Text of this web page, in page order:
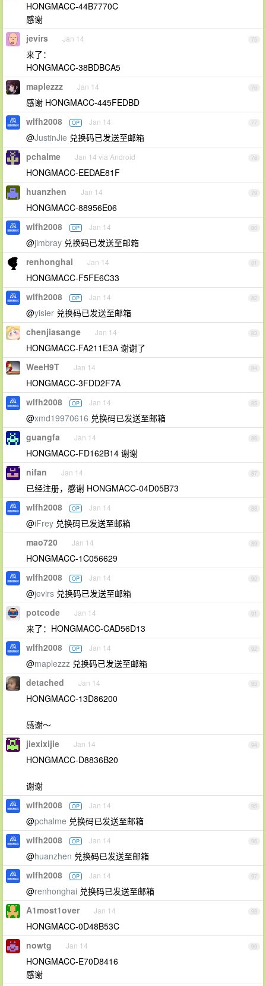
HONGMACC-44B7770C
感谢
75
jevirs Jan 14
来了：
HONGMACC-38BDBCA5
76
maplezzz Jan 14
感谢 HONGMACC-445FEDBD
77
wlfh2008 OP Jan 14
@JustinJie 兑换码已发送至邮箱
78
pchalme Jan 14 via Android
HONGMACC-EEDAE81F
79
huanzhen Jan 14
HONGMACC-88956E06
80
wlfh2008 OP Jan 14
@jimbray 兑换码已发送至邮箱
81
renhonghai Jan 14
HONGMACC-F5FE6C33
82
wlfh2008 OP Jan 14
@yisier 兑换码已发送至邮箱
83
chenjiasange Jan 14
HONGMACC-FA211E3A 谢谢了
84
WeeH9T Jan 14
HONGMACC-3FDD2F7A
85
wlfh2008 OP Jan 14
@xmd19970616 兑换码已发送至邮箱
86
guangfa Jan 14
HONGMACC-FD162B14 谢谢
87
nifan Jan 14
已经注册，感谢 HONGMACC-04D05B73
88
wlfh2008 OP Jan 14
@iFrey 兑换码已发送至邮箱
89
mao720 Jan 14
HONGMACC-1C056629
90
wlfh2008 OP Jan 14
@jevirs 兑换码已发送至邮箱
91
potcode Jan 14
来了：HONGMACC-CAD56D13
92
wlfh2008 OP Jan 14
@maplezzz 兑换码已发送至邮箱
93
detached Jan 14
HONGMACC-13D86200
感谢～
94
jiexixijie Jan 14
HONGMACC-D8836B20
谢谢
95
wlfh2008 OP Jan 14
@pchalme 兑换码已发送至邮箱
96
wlfh2008 OP Jan 14
@huanzhen 兑换码已发送至邮箱
97
wlfh2008 OP Jan 14
@renhonghai 兑换码已发送至邮箱
98
A1most1over Jan 14
HONGMACC-0D48B53C
99
nowtg Jan 14
HONGMACC-E70D8416
感谢